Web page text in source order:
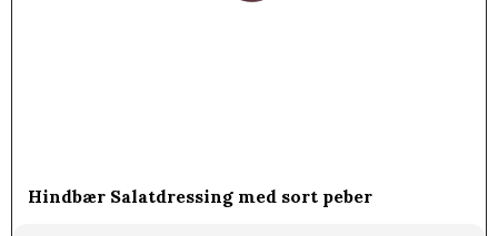
Hindbær Salatdressing med sort peber